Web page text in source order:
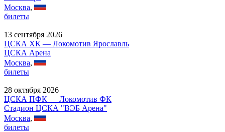
Москва,
билеты
13 сентября 2026
ЦСКА ХК — Локомотив Ярославль
ЦСКА Арена
Москва,
билеты
28 октября 2026
ЦСКА ПФК — Локомотив ФК
Стадион ЦСКА "ВЭБ Арена"
Москва,
билеты